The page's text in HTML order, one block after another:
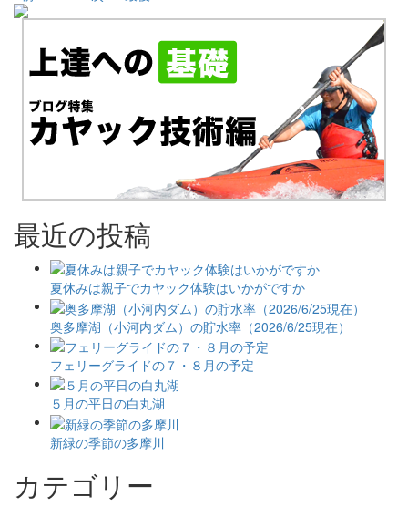
最近の投稿
夏休みは親子でカヤック体験はいかがですか
奥多摩湖（小河内ダム）の貯水率（2026/6/25現在）
フェリーグライドの７・８月の予定
５月の平日の白丸湖
新緑の季節の多摩川
カテゴリー